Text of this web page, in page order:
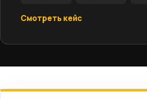
Смотреть кейс